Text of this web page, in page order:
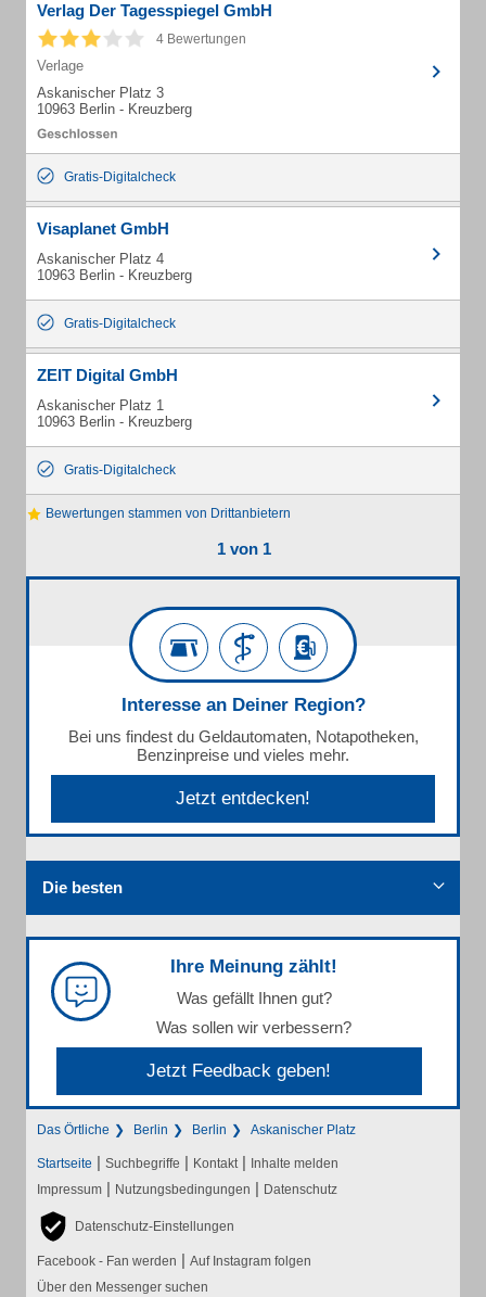
Verlag Der Tagesspiegel GmbH
4 Bewertungen
Verlage
Askanischer Platz 3
10963 Berlin - Kreuzberg
Gratis-Digitalcheck
Visaplanet GmbH
Askanischer Platz 4
10963 Berlin - Kreuzberg
Gratis-Digitalcheck
ZEIT Digital GmbH
Askanischer Platz 1
10963 Berlin - Kreuzberg
Gratis-Digitalcheck
Bewertungen stammen von Drittanbietern
1 von 1
Interesse an Deiner Region?
Bei uns findest du Geldautomaten, Notapotheken,
Benzinpreise und vieles mehr.
Jetzt entdecken!
Die besten
Ihre Meinung zählt!
Was gefällt Ihnen gut?
Was sollen wir verbessern?
Jetzt Feedback geben!
Das Örtliche Berlin Berlin Askanischer Platz
Startseite | Suchbegriffe | Kontakt | Inhalte melden
Impressum | Nutzungsbedingungen | Datenschutz
Datenschutz-Einstellungen
Facebook - Fan werden | Auf Instagram folgen
Über den Messenger suchen